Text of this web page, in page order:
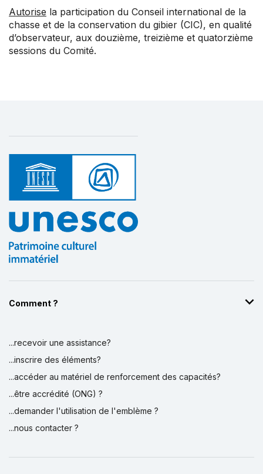
Autorise la participation du Conseil international de la
chasse et de la conservation du gibier (CIC), en qualité
d’observateur, aux douzième, treizième et quatorzième
sessions du Comité.
Comment ?
...recevoir une assistance?
...inscrire des éléments?
...accéder au matériel de renforcement des capacités?
...être accrédité (ONG) ?
...demander l'utilisation de l'emblème ?
...nous contacter ?